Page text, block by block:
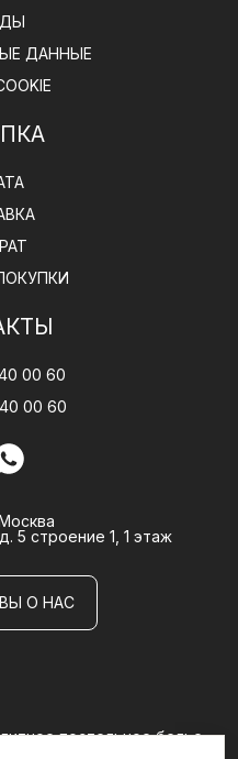
ДАННЫЕ
00 60
00 60
5 строение 1, 1 этаж
О НАС
постельное белье